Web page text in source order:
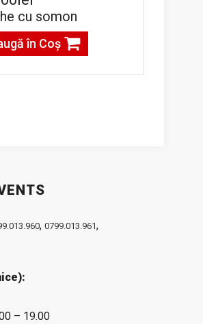
cu somon
în Coş
, 0799.013.961,
– 19.00